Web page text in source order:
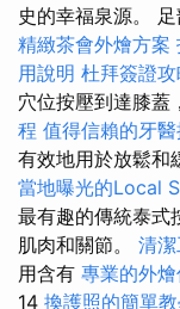
史的幸福泉源。
精緻茶會外燴方案
用說明 杜拜簽證攻
穴位按壓到達膝蓋
程 值得信賴的牙
有效地用於放鬆和
當地曝光的Local
最有趣的傳統泰式
肌肉和關節。 清
用含有 專業的外
14 換護照的簡單